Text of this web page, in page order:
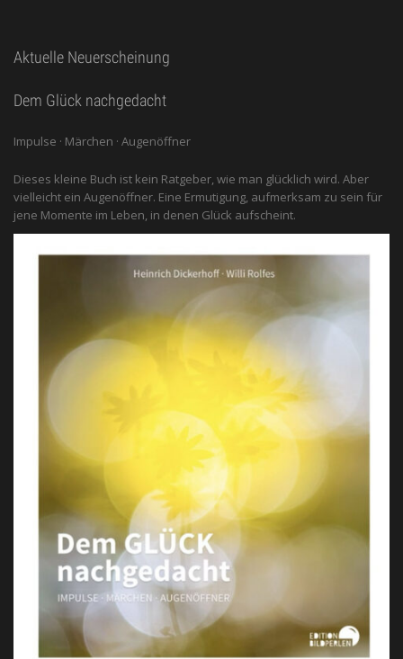
Aktuelle Neuerscheinung
Dem Glück nachgedacht
Impulse · Märchen · Augenöffner
Dieses kleine Buch ist kein Ratgeber, wie man glücklich wird. Aber
vielleicht ein Augenöffner. Eine Ermutigung, aufmerksam zu sein für
jene Momente im Leben, in denen Glück aufscheint.